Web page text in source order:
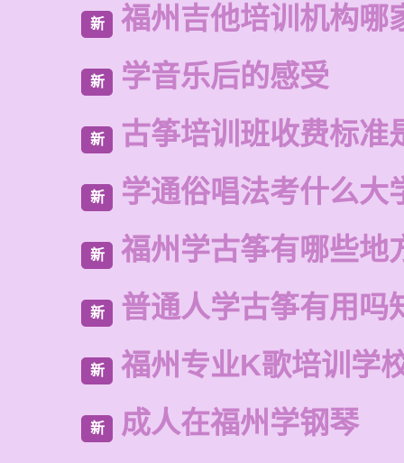
新 福州吉他培训机构哪
新 学音乐后的感受
新 古筝培训班收费标准
新 学通俗唱法考什么大
新 福州学古筝有哪些地
新 普通人学古筝有用吗
新 福州专业K歌培训学
新 成人在福州学钢琴